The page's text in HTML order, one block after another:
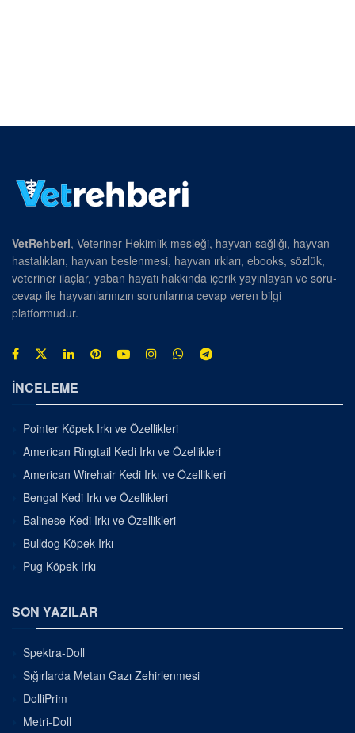
VetRehberi, Veteriner Hekimlik mesleği, hayvan sağlığı, hayvan
hastalıkları, hayvan beslenmesi, hayvan ırkları, ebooks, sözlük,
veteriner ilaçlar, yaban hayatı hakkında içerik yayınlayan ve soru-
cevap ile hayvanlarınızın sorunlarına cevap veren bilgi
platformudur.
İNCELEME
Pointer Köpek Irkı ve Özellikleri
American Ringtail Kedi Irkı ve Özellikleri
American Wirehair Kedi Irkı ve Özellikleri
Bengal Kedi Irkı ve Özellikleri
Balinese Kedi Irkı ve Özellikleri
Bulldog Köpek Irkı
Pug Köpek Irkı
SON YAZILAR
Spektra-Doll
Sığırlarda Metan Gazı Zehirlenmesi
DolliPrim
Metri-Doll